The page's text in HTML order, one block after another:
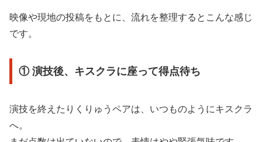
映像や現地の投稿をもとに、流れを整理するとこんな感じ
です。
① 演技後、キスクラに座って得点待ち
演技を終えたりくりゅうペアは、いつものようにキスクラ
へ。